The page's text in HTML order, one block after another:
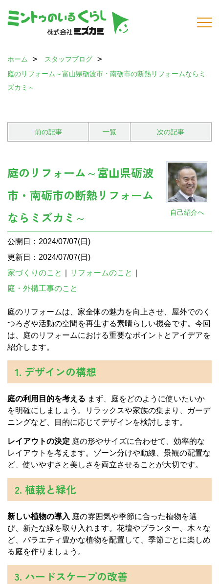
ホーム
スタッフブログ
庭のリフォーム～富山県砺波市・南砺市の断熱リフォームならミ
ズカミ～
前の記事 一覧 次の記事
自己紹介へ
庭のリフォーム～富山県砺波
市・南砺市の断熱リフォーム
ならミズカミ～
公開日：2024/07/07(日)
更新日：2024/07/07(日)
家づくりのこと
リフォームのこと
庭・外構工事のこと
庭のリフォームは、家全体の魅力を向上させ、屋外でのく
つろぎや活動の空間を再生する素晴らしい機会です。今回
は、庭のリフォームにおける重要なポイントとアイデアを
紹介します。
1. デザインの構想
庭の利用目的を考える まず、庭をどのように使いたいか
を明確にしましょう。リラックスや家族の集まり、ガーデ
ニングなど、目的に応じてデザインを検討します。
レイアウトの決定 庭の形やサイズに合わせて、効率的な
レイアウトを考えます。ゾーン分けや動線、景観の配置な
ど、使いやすさと美しさを両立させることが大切です。
2. 植栽と緑化
新しい植物の導入 庭の雰囲気や季節に合った植物を選
び、新たな緑を取り入れます。花壇やプランター、木々な
ど、バラエティ豊かな植物を配置して、季節ごとに楽しめ
る庭を作りましょう。
3. ハードスケープの改善